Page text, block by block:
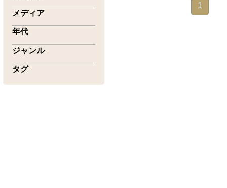
メディア
年代
ジャンル
タグ
1